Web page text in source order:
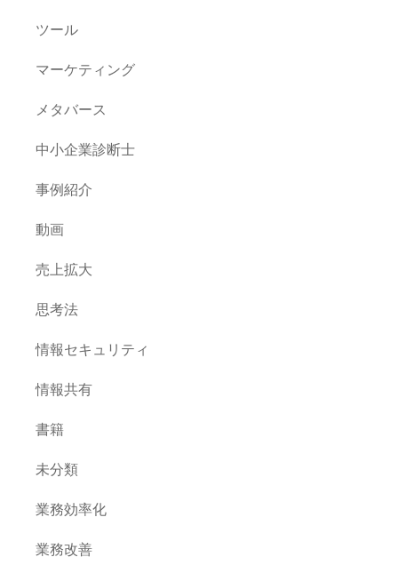
ツール
マーケティング
メタバース
中小企業診断士
事例紹介
動画
売上拡大
思考法
情報セキュリティ
情報共有
書籍
未分類
業務効率化
業務改善